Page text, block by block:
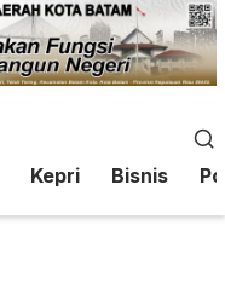
Kepri Bisnis